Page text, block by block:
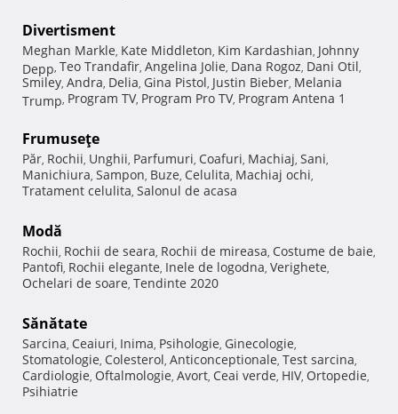
Divertisment
Meghan Markle, Kate Middleton, Kim Kardashian, Johnny
Depp, Teo Trandafir, Angelina Jolie, Dana Rogoz, Dani Otil,
Smiley, Andra, Delia, Gina Pistol, Justin Bieber, Melania
Trump, Program TV, Program Pro TV, Program Antena 1
Frumuseţe
Păr, Rochii, Unghii, Parfumuri, Coafuri, Machiaj, Sani,
Manichiura, Sampon, Buze, Celulita, Machiaj ochi,
Tratament celulita, Salonul de acasa
Modă
Rochii, Rochii de seara, Rochii de mireasa, Costume de baie,
Pantofi, Rochii elegante, Inele de logodna, Verighete,
Ochelari de soare, Tendinte 2020
Sănătate
Sarcina, Ceaiuri, Inima, Psihologie, Ginecologie,
Stomatologie, Colesterol, Anticonceptionale, Test sarcina,
Cardiologie, Oftalmologie, Avort, Ceai verde, HIV, Ortopedie,
Psihiatrie